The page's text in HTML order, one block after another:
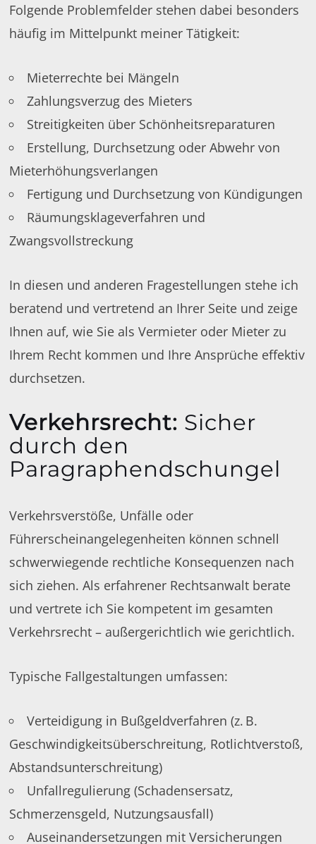
Folgende Problemfelder stehen dabei besonders
häufig im Mittelpunkt meiner Tätigkeit:
Mieterrechte bei Mängeln
Zahlungsverzug des Mieters
Streitigkeiten über Schönheitsreparaturen
Erstellung, Durchsetzung oder Abwehr von
Mieterhöhungsverlangen
Fertigung und Durchsetzung von Kündigungen
Räumungsklageverfahren und
Zwangsvollstreckung
In diesen und anderen Fragestellungen stehe ich
beratend und vertretend an Ihrer Seite und zeige
Ihnen auf, wie Sie als Vermieter oder Mieter zu
Ihrem Recht kommen und Ihre Ansprüche effektiv
durchsetzen.
Verkehrsrecht: Sicher
durch den
Paragraphendschungel
Verkehrsverstöße, Unfälle oder
Führerscheinangelegenheiten können schnell
schwerwiegende rechtliche Konsequenzen nach
sich ziehen. Als erfahrener Rechtsanwalt berate
und vertrete ich Sie kompetent im gesamten
Verkehrsrecht – außergerichtlich wie gerichtlich.
Typische Fallgestaltungen umfassen:
Verteidigung in Bußgeldverfahren (z. B.
Geschwindigkeitsüberschreitung, Rotlichtverstoß,
Abstandsunterschreitung)
Unfallregulierung (Schadensersatz,
Schmerzensgeld, Nutzungsausfall)
Auseinandersetzungen mit Versicherungen